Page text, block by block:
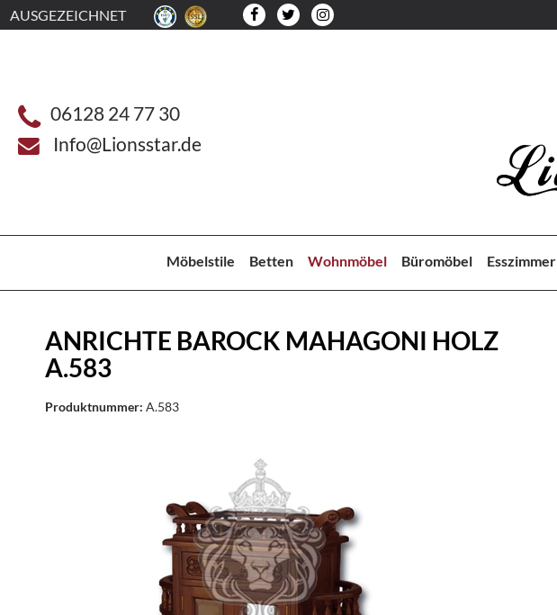
AUSGEZEICHNET
06128 24 77 30
Info@Lionsstar.de
Möbelstile Betten Wohnmöbel Büromöbel Esszimmer
ANRICHTE BAROCK MAHAGONI HOLZ
A.583
Produktnummer: A.583